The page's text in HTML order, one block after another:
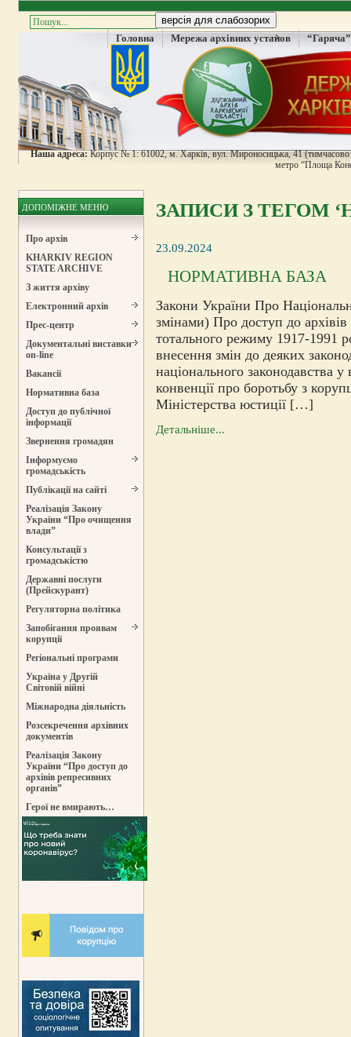
Головна Мережа архівних установ
Наша адреса:Корпус № 1: 61002, м. Харків, вул. Мироносицька, 41
метро “Площа
ДОПОМІЖНЕ МЕНЮ
Про архів
KHARKIV REGION
STATE ARCHIVE
З життя архіву
Електронний архів
Прес-центр
Документальні виставки
on-line
Вакансії
Нормативна база
Доступ до публічної
інформації
Звернення громадян
Інформуємо
громадськість
Публікації на сайті
Реалізація Закону
України “Про очищення
влади”
Консультації з
громадськістю
Державні послуги
(Прейскурант)
Регуляторна політика
Запобігання проявам
корупції
Регіональні програми
Україна у Другій
Світовій війні
Міжнародна діяльність
Розсекречення архівних
документів
Реалізація Закону
України “Про доступ до
архівів репресивних
органів”
Герої не вмирають…
ЗАПИСИ З ТЕГОМ
23.09.2024
НОРМАТИВНА БАЗА
Закони України Про
змінами) Про доступ до
тотального режиму 1917-1991
внесення змін до деяких
національного законодавства у
конвенції про боротьбу з
Міністерства юстиції […]
Детальніше...